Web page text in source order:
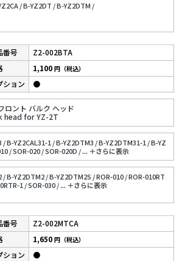
/B-YZ2DT /B-YZ2DTM /
Z2-002BTA
ロント バルク ヘッド
head for YZ-2T
1,100円（税込）
●
/B-YZ2CAL31-1 /B-YZ2DTM3 /B-YZ2DTM31-1 /B-YZ
/SOR-020 /SOR-020D /... ＋さらに表⽰
/B-YZ2DTM2 /B-YZ2DTM2S /ROR-010 /ROR-010RT
1 /SOR-030 /... ＋さらに表⽰
Z2-002MTCA
1,650円（税込）
●